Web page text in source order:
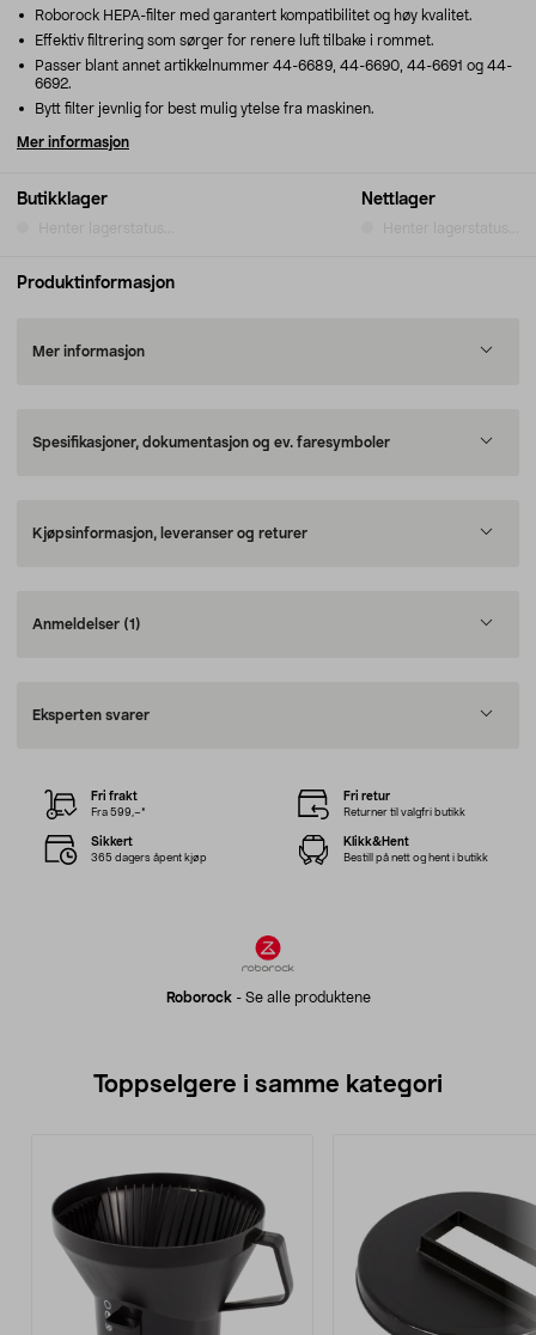
Butikklager Nettlager
Roborock HEPA-filter med garantert kompatibilitet og høy kvalitet.
Effektiv filtrering som sørger for renere luft tilbake i rommet.
Passer blant annet artikkelnummer 44-6689, 44-6690, 44-6691 og 44-
6692.
Bytt filter jevnlig for best mulig ytelse fra maskinen.
Mer informasjon
Produktinformasjon
Mer informasjon
Spesifikasjoner, dokumentasjon og ev. faresymboler
Kjøpsinformasjon, leveranser og returer
Anmeldelser (1)
Eksperten svarer
Roborock- Se alle produktene
Fri frakt
Fra 599,–*
Fri retur
Returner til valgfri butikk
Sikkert
365 dagers åpent kjøp
Klikk&Hent
Bestill på nett og hent i butikk
Toppselgere i samme kategori